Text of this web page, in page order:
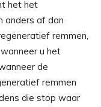
het het
anders af dan
remmen,
u het
de
remmen
die stop waar